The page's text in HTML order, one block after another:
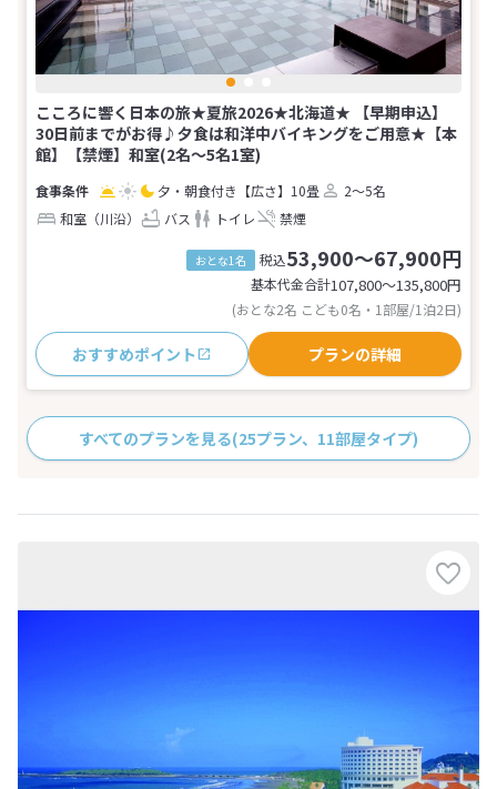
こころに響く日本の旅★夏旅2026★北海道★ 【早期申込】
30日前までがお得♪夕食は和洋中バイキングをご用意★【本
館】【禁煙】和室(2名～5名1室)
夕・朝食付き 【広さ】10畳
2～5名
和室（川沿）
バス トイレ 禁煙
おとな1名 税込53,900～67,900円
基本代金合計107,800〜135,800円
(おとな2名 こども0名・1部屋/1泊2日)
おすすめポイント プランの詳細
すべてのプランを見る(25プラン、11部屋タイプ)